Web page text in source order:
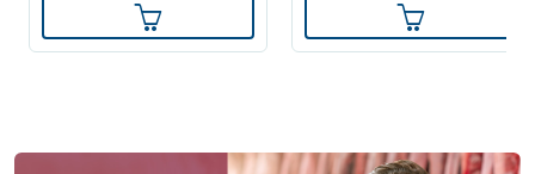
Dodaj do koszyka Dodaj do